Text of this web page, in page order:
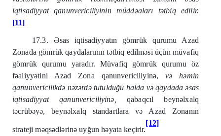
iqtisadiyyat qanunvericiliyinin müddəaları tətbiq edilir.
[11]
17.3. Əsas iqtisadiyyatın gömrük qurumu Azad
Zonada gömrük qaydalarının tətbiq edilməsi üçün müvafiq
gömrük qurumu yaradır. Müvafiq gömrük qurumu öz
fəaliyyətini Azad Zona qanunvericiliyinə,və həmin
qanunvericilikdə nəzərdə tutulduğu halda və qaydada əsas
iqtisadiyyat qanunvericiliyinə,
qabaqcıl beynəlxalq
təcrübəyə, beynəlxalq standartlara və Azad Zonanın
strateji məqsədlərinə uyğun həyata keçirir.
[12]